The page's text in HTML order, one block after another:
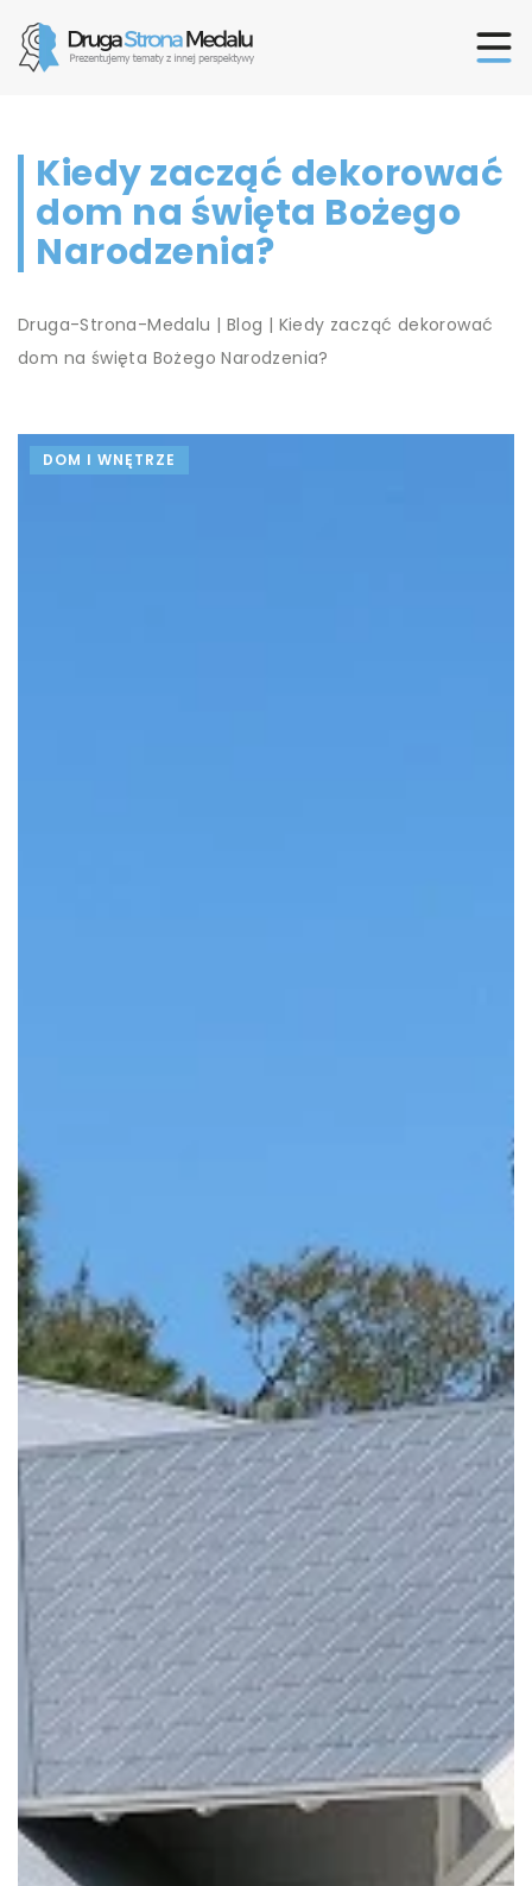
Kiedy zacząć dekorować
dom na święta Bożego
Narodzenia?
Druga-Strona-Medalu | Blog | Kiedy zacząć dekorować
dom na święta Bożego Narodzenia?
DOM I WNĘTRZE